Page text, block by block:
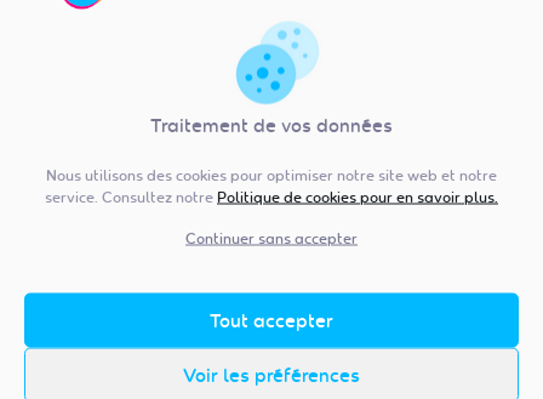
Traitement de vos données
Nous utilisons des cookies pour optimiser notre site web et notre
service. Consultez notre Politique de cookies pour en savoir plus.
Continuer sans accepter
Tout accepter
Voir les préférences
équipement FRANSAT
J’ai perdu mon code PIN
Comment m’assurer que
mes enfants n’ont pas
accès à des programmes
qui ne sont pas de leur
âge ?
Comment recevoir un
avec un module TV ?
Comment et pourquoi
mettre à jour des Modules
TV CI+ 1.3 de dernière